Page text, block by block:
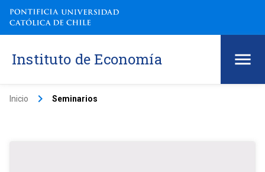
Instituto de Economía
Inicio keyboard_arrow_right Seminarios